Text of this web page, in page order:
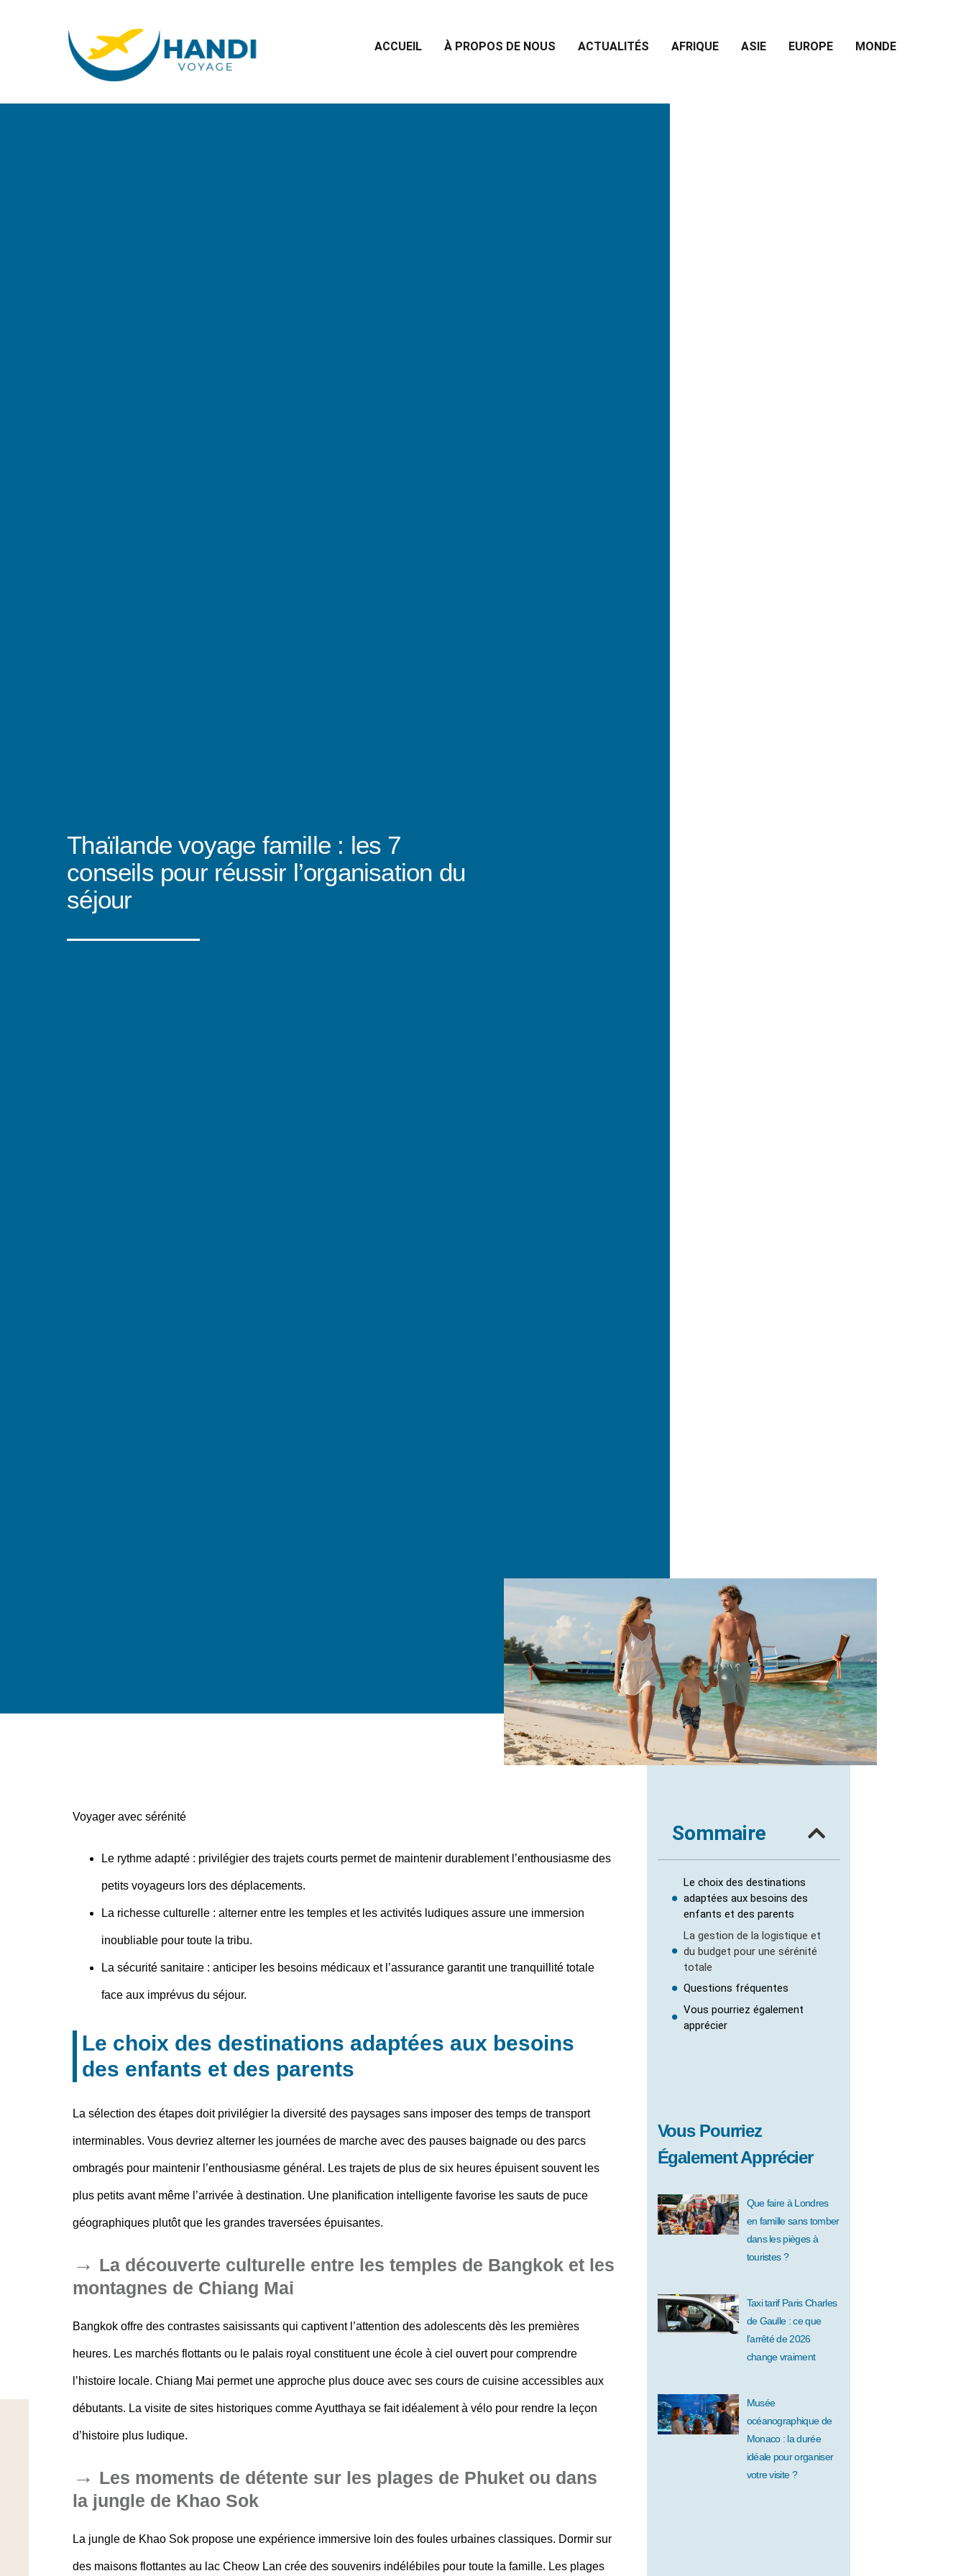
ACCUEIL À PROPOS DE NOUS ACTUALITÉS AFRIQUE ASIE EUROPE MONDE
Thaïlande voyage famille : les 7
conseils pour réussir l’organisation du
séjour
Voyager avec sérénité
Le rythme adapté: privilégier des trajets courts permet de maintenir durablement l’enthousiasme des
petits voyageurs lors des déplacements.
La richesse culturelle: alterner entre les temples et les activités ludiques assure une immersion
inoubliable pour toute la tribu.
La sécurité sanitaire: anticiper les besoins médicaux et l’assurance garantit une tranquillité totale
face aux imprévus du séjour.
Le choix des destinations adaptées aux besoins
des enfants et des parents
La sélection des étapes doit privilégier la diversité des paysages sans imposer des temps de transport
interminables. Vous devriez alterner les journées de marche avec des pauses baignade ou des parcs
ombragés pour maintenir l’enthousiasme général. Les trajets de plus de six heures épuisent souvent les
plus petits avant même l’arrivée à destination. Une planification intelligente favorise les sauts de puce
géographiques plutôt que les grandes traversées épuisantes.
La découverte culturelle entre les temples de Bangkok et les
montagnes de Chiang Mai
Bangkok offre des contrastes saisissants qui captivent l’attention des adolescents dès les premières
heures. Les marchés flottants ou le palais royal constituent une école à ciel ouvert pour comprendre
l’histoire locale. Chiang Mai permet une approche plus douce avec ses cours de cuisine accessibles aux
débutants. La visite de sites historiques comme Ayutthaya se fait idéalement à vélo pour rendre la leçon
d’histoire plus ludique.
Les moments de détente sur les plages de Phuket ou dans
la jungle de Khao Sok
La jungle de Khao Sok propose une expérience immersive loin des foules urbaines classiques. Dormir sur
des maisons flottantes au lac Cheow Lan crée des souvenirs indélébiles pour toute la famille. Les plages
Sommaire
Le choix des destinations
adaptées aux besoins des
enfants et des parents
La gestion de la logistique et
du budget pour une sérénité
totale
Questions fréquentes
Vous pourriez également
apprécier
Vous Pourriez
Également Apprécier
Que faire à Londres
en famille sans tomber
dans les pièges à
touristes ?
Taxi tarif Paris Charles
de Gaulle : ce que
l’arrêté de 2026
change vraiment
Musée
océanographique de
Monaco : la durée
idéale pour organiser
votre visite ?